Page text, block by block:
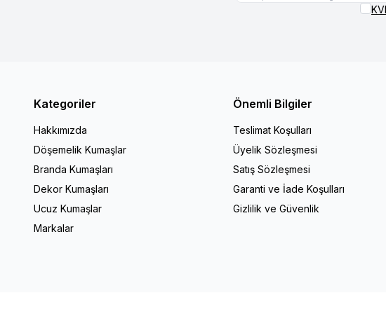
Kategoriler
Hakkımızda
Döşemelik Kumaşlar
Branda Kumaşları
Dekor Kumaşları
Ucuz Kumaşlar
Markalar
Önemli Bilgiler
Teslimat Koşulları
Üyelik Sözleşmesi
Satış Sözleşmesi
Garanti ve İade Koşulları
Gizlilik ve Güvenlik